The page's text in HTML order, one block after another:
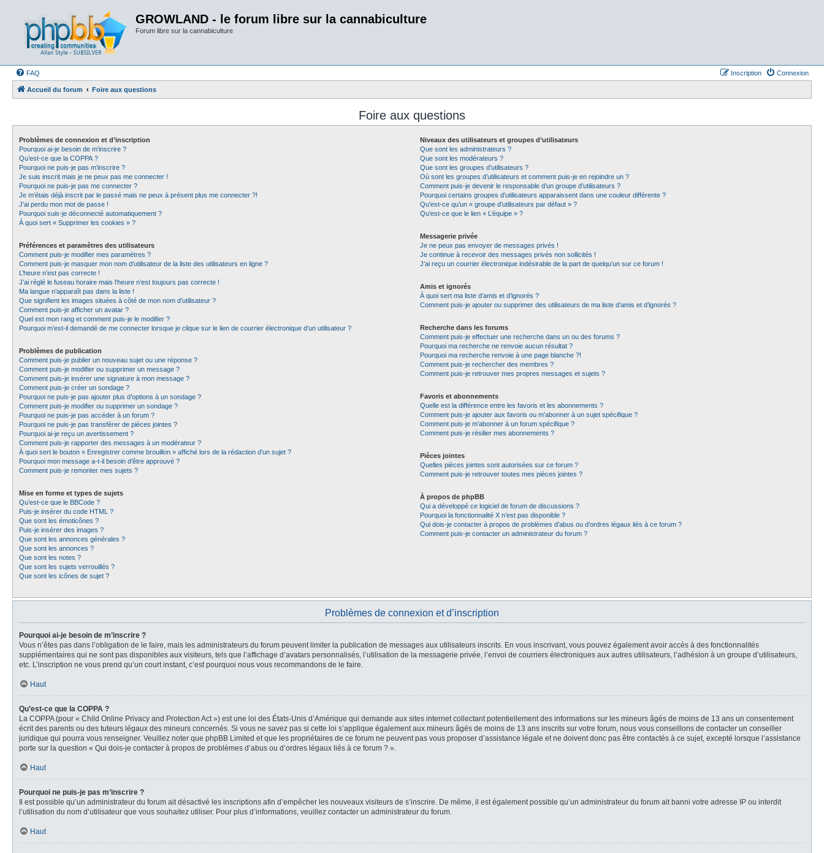
GROWLAND - le forum libre sur la cannabiculture
Forum libre sur la cannabiculture
FAQ Connexion
Inscription
Accueil du forum Foire aux questions
Foire aux questions
Problèmes de connexion et d’inscription
Pourquoi ai-je besoin de m’inscrire ?
Qu’est-ce que la COPPA ?
Pourquoi ne puis-je pas m’inscrire ?
Je suis inscrit mais je ne peux pas me connecter !
Pourquoi ne puis-je pas me connecter ?
Je m’étais déjà inscrit par le passé mais ne peux à présent plus me connecter ?!
J’ai perdu mon mot de passe !
Pourquoi suis-je déconnecté automatiquement ?
À quoi sert « Supprimer les cookies » ?
Préférences et paramètres des utilisateurs
Comment puis-je modifier mes paramètres ?
Comment puis-je masquer mon nom d’utilisateur de la liste des utilisateurs en ligne ?
L’heure n’est pas correcte !
J’ai réglé le fuseau horaire mais l’heure n’est toujours pas correcte !
Ma langue n’apparaît pas dans la liste !
Que signifient les images situées à côté de mon nom d’utilisateur ?
Comment puis-je afficher un avatar ?
Quel est mon rang et comment puis-je le modifier ?
Pourquoi m’est-il demandé de me connecter lorsque je clique sur le lien de courrier électronique d’un utilisateur ?
Problèmes de publication
Comment puis-je publier un nouveau sujet ou une réponse ?
Comment puis-je modifier ou supprimer un message ?
Comment puis-je insérer une signature à mon message ?
Comment puis-je créer un sondage ?
Pourquoi ne puis-je pas ajouter plus d’options à un sondage ?
Comment puis-je modifier ou supprimer un sondage ?
Pourquoi ne puis-je pas accéder à un forum ?
Pourquoi ne puis-je pas transférer de pièces jointes ?
Pourquoi ai-je reçu un avertissement ?
Comment puis-je rapporter des messages à un modérateur ?
À quoi sert le bouton « Enregistrer comme brouillon » affiché lors de la rédaction d’un sujet ?
Pourquoi mon message a-t-il besoin d’être approuvé ?
Comment puis-je remonter mes sujets ?
Mise en forme et types de sujets
Qu’est-ce que le BBCode ?
Puis-je insérer du code HTML ?
Que sont les émoticônes ?
Puis-je insérer des images ?
Que sont les annonces générales ?
Que sont les annonces ?
Que sont les notes ?
Que sont les sujets verrouillés ?
Que sont les icônes de sujet ?
Niveaux des utilisateurs et groupes d’utilisateurs
Que sont les administrateurs ?
Que sont les modérateurs ?
Que sont les groupes d’utilisateurs ?
Où sont les groupes d’utilisateurs et comment puis-je en rejoindre un ?
Comment puis-je devenir le responsable d’un groupe d’utilisateurs ?
Pourquoi certains groupes d’utilisateurs apparaissent dans une couleur différente ?
Qu’est-ce qu’un « groupe d’utilisateurs par défaut » ?
Qu’est-ce que le lien « L’équipe » ?
Messagerie privée
Je ne peux pas envoyer de messages privés !
Je continue à recevoir des messages privés non sollicités !
J’ai reçu un courrier électronique indésirable de la part de quelqu’un sur ce forum !
Amis et ignorés
À quoi sert ma liste d’amis et d’ignorés ?
Comment puis-je ajouter ou supprimer des utilisateurs de ma liste d’amis et d’ignorés ?
Recherche dans les forums
Comment puis-je effectuer une recherche dans un ou des forums ?
Pourquoi ma recherche ne renvoie aucun résultat ?
Pourquoi ma recherche renvoie à une page blanche ?!
Comment puis-je rechercher des membres ?
Comment puis-je retrouver mes propres messages et sujets ?
Favoris et abonnements
Quelle est la différence entre les favoris et les abonnements ?
Comment puis-je ajouter aux favoris ou m’abonner à un sujet spécifique ?
Comment puis-je m’abonner à un forum spécifique ?
Comment puis-je résilier mes abonnements ?
Pièces jointes
Quelles pièces jointes sont autorisées sur ce forum ?
Comment puis-je retrouver toutes mes pièces jointes ?
À propos de phpBB
Qui a développé ce logiciel de forum de discussions ?
Pourquoi la fonctionnalité X n’est pas disponible ?
Qui dois-je contacter à propos de problèmes d’abus ou d’ordres légaux liés à ce forum ?
Comment puis-je contacter un administrateur du forum ?
Problèmes de connexion et d’inscription
Pourquoi ai-je besoin de m’inscrire ?
Vous n’êtes pas dans l’obligation de le faire, mais les administrateurs du forum peuvent limiter la publication de messages aux utilisateurs inscrits. En vous inscrivant, vous pouvez également avoir accès à des fonctionnalités
supplémentaires qui ne sont pas disponibles aux visiteurs, tels que l’affichage d’avatars personnalisés, l’utilisation de la messagerie privée, l’envoi de courriers électroniques aux autres utilisateurs, l’adhésion à un groupe d’utilisateurs,
etc. L’inscription ne vous prend qu’un court instant, c’est pourquoi nous vous recommandons de le faire.
Haut
Qu’est-ce que la COPPA ?
La COPPA (pour « Child Online Privacy and Protection Act ») est une loi des États-Unis d’Amérique qui demande aux sites internet collectant potentiellement des informations sur les mineurs âgés de moins de 13 ans un consentement
écrit des parents ou des tuteurs légaux des mineurs concernés. Si vous ne savez pas si cette loi s’applique également aux mineurs âgés de moins de 13 ans inscrits sur votre forum, nous vous conseillons de contacter un conseiller
juridique qui pourra vous renseigner. Veuillez noter que phpBB Limited et que les propriétaires de ce forum ne peuvent pas vous proposer d’assistance légale et ne doivent donc pas être contactés à ce sujet, excepté lorsque l’assistance
porte sur la question « Qui dois-je contacter à propos de problèmes d’abus ou d’ordres légaux liés à ce forum ? ».
Haut
Pourquoi ne puis-je pas m’inscrire ?
Il est possible qu’un administrateur du forum ait désactivé les inscriptions afin d’empêcher les nouveaux visiteurs de s’inscrire. De même, il est également possible qu’un administrateur du forum ait banni votre adresse IP ou interdit
l’utilisation du nom d’utilisateur que vous souhaitez utiliser. Pour plus d’informations, veuillez contacter un administrateur du forum.
Haut